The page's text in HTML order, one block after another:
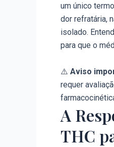
um único
dor refratária,
isolado.
para que o
⚠️ Aviso
requer
A
THC